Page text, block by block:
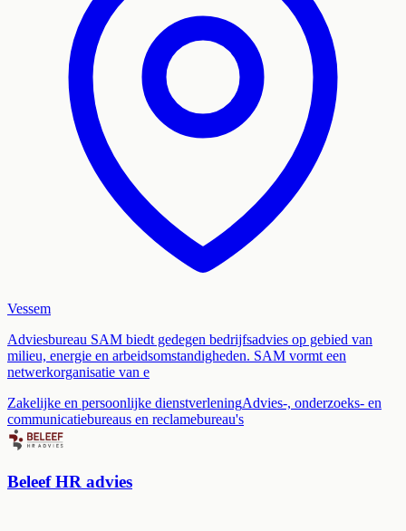
Vessem
Adviesbureau SAM biedt gedegen bedrijfsadvies op gebied van
milieu, energie en arbeidsomstandigheden. SAM vormt een
netwerkorganisatie van e
Zakelijke en persoonlijke dienstverleningAdvies-, onderzoeks- en
communicatiebureaus en reclamebureau's
Beleef HR advies